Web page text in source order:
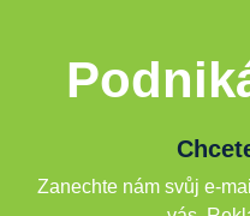
Zanechte nám svůj e-